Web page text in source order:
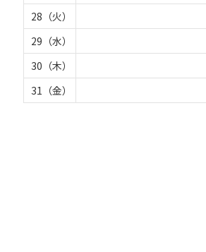
28（火）
29（水）
30（木）
31（金）